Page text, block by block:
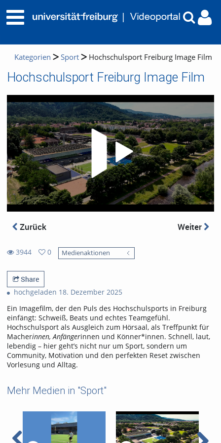
Kategorien Sport Hochschulsport Freiburg Image Film
Hochschulsport Freiburg Image Film
Zurück Weiter
3944
views
0
favorites
Medienaktionen
Share
hochgeladen 18. Dezember 2025
Ein Imagefilm, der den Puls des Hochschulsports in Freiburg
einfängt: Schweiß, Beats und echtes Teamgefühl.
Hochschulsport als Ausgleich zum Hörsaal, als Treffpunkt für
Macherinnen, Anfängerinnen und Könner*innen. Schnell, laut,
lebendig – hier geht’s nicht nur um Sport, sondern um
Community, Motivation und den perfekten Reset zwischen
Vorlesung und Alltag.
Mehr Medien in "Sport"